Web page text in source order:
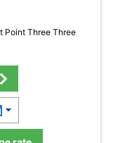
Point Three Three